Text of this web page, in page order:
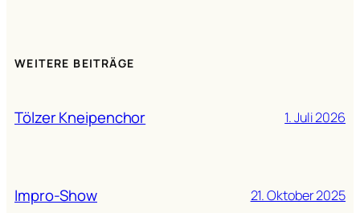
WEITERE BEITRÄGE
Tölzer Kneipenchor 1. Juli 2026
Impro-Show 21. Oktober 2025